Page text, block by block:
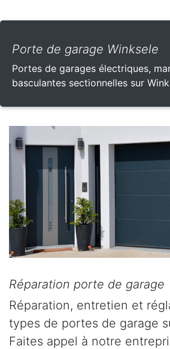
Porte de garage Winksele
Portes de garages électriques,
basculantes sectionnelles sur
Réparation porte de garage
Réparation, entretien et
types de portes de garage
Faites appel à notre